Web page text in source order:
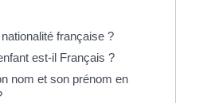
française ?
est-il Français ?
nom et son prénom en